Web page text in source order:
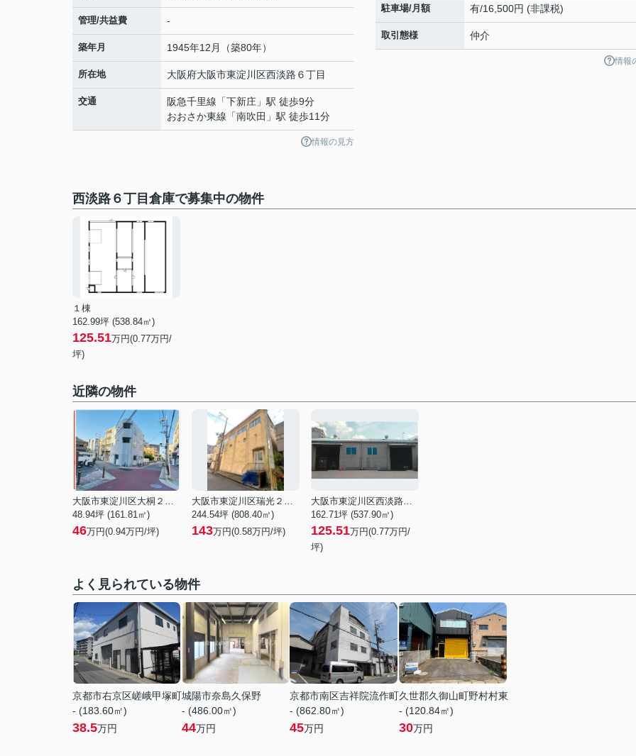
管理/共益費 -
築年月 1945年12月（築80年）
所在地 大阪府大阪市東淀川区西淡路 ６丁目
交通 阪急千里線 「下新庄 」駅 徒歩9分
おおさか東線 「南吹田 」駅 徒歩11分
情報の見方
駐車場/月額 有/16,500円 (非課税)
取引態様 仲介
情報
西淡路６丁目倉庫で募集中の物件
１棟
162.99坪 (538.84㎡)
125.51万円(0.77万円/
坪)
近隣の物件
大阪市東淀川区大桐２丁目
48.94坪 (161.81㎡)
46万円(0.94万円/坪)
大阪市東淀川区瑞光２丁目
244.54坪 (808.40㎡)
143万円(0.58万円/坪)
大阪市東淀川区西淡路６丁目
162.71坪 (537.90㎡)
125.51万円(0.77万円/
坪)
よく見られている物件
京都市右京区嵯峨甲塚町
- (183.60㎡)
38.5万円
城陽市奈島久保野
- (486.00㎡)
44万円
京都市南区吉祥院流作町
- (862.80㎡)
45万円
久世郡久御山町野村村東
- (120.84㎡)
30万円